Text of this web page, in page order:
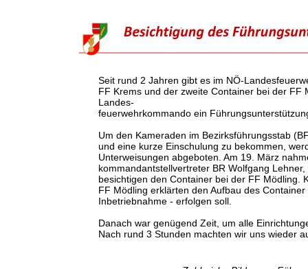
Seit rund 2 Jahren gibt es im NÖ-
FF Krems und der zweite Container bei der
Landes-
feuerwehrkommando ein
Um den Kameraden im Bezirksführungsstab
und eine kurze Einschulung zu bekommen,
Unterweisungen abgeboten. Am 19. März
kommandantstellvertreter BR Wolfgang
besichtigen den Container bei der FF Mödling.
FF Mödling erklärten den Aufbau des
Inbetriebnahme - erfolgen soll.
Danach war genügend Zeit, um alle
Nach rund 3 Stunden machten wir uns wieder